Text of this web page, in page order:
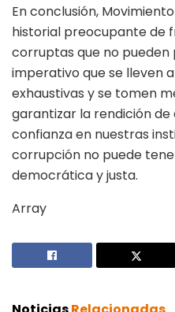
En conclusión,
historial preocupante de
corruptas que no pueden
imperativo que se lleven
exhaustivas y se tomen
garantizar la rendición
confianza en nuestras
corrupción no puede
democrática y justa.
Array